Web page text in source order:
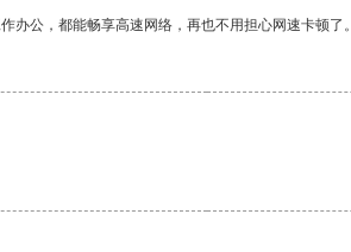
公，都能畅享高速网络，再也不用担心网速卡顿了。